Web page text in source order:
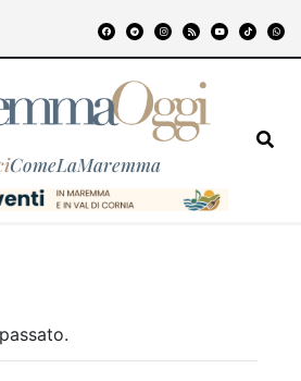
ComeLaMaremma